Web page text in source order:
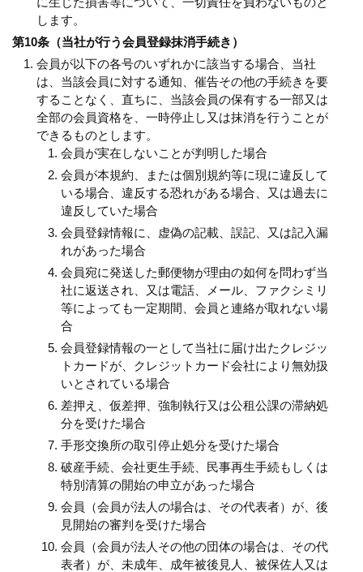
します。
第10条（当社が行う会員登録抹消手続き）
会員が以下の各号のいずれかに該当する場合、当社
は、当該会員に対する通知、催告その他の手続きを要
することなく、直ちに、当該会員の保有する一部又は
全部の会員資格を、一時停止し又は抹消を行うことが
できるものとします。
会員が実在しないことが判明した場合
会員が本規約、または個別規約等に現に違反して
いる場合、違反する恐れがある場合、又は過去に
違反していた場合
会員登録情報に、虚偽の記載、誤記、又は記入漏
れがあった場合
会員宛に発送した郵便物が理由の如何を問わず当
社に返送され、又は電話、メール、ファクシミリ
等によっても一定期間、会員と連絡が取れない場
合
会員登録情報の一として当社に届け出たクレジッ
トカードが、クレジットカード会社により無効扱
いとされている場合
差押え、仮差押、強制執行又は公租公課の滞納処
分を受けた場合
手形交換所の取引停止処分を受けた場合
破産手続、会社更生手続、民事再生手続もしくは
特別清算の開始の申立があった場合
会員（会員が法人の場合は、その代表者）が、後
見開始の審判を受けた場合
会員（会員が法人その他の団体の場合は、その代
表者）が、未成年、成年被後見人、被保佐人又は